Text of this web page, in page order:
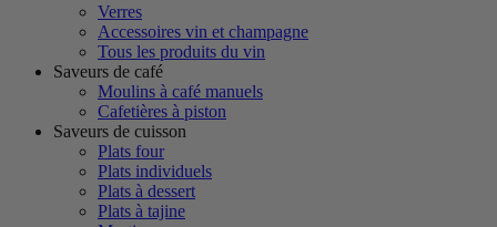
Verres
Accessoires vin et champagne
Tous les produits du vin
Saveurs de café
Moulins à café manuels
Cafetières à piston
Saveurs de cuisson
Plats four
Plats individuels
Plats à dessert
Plats à tajine